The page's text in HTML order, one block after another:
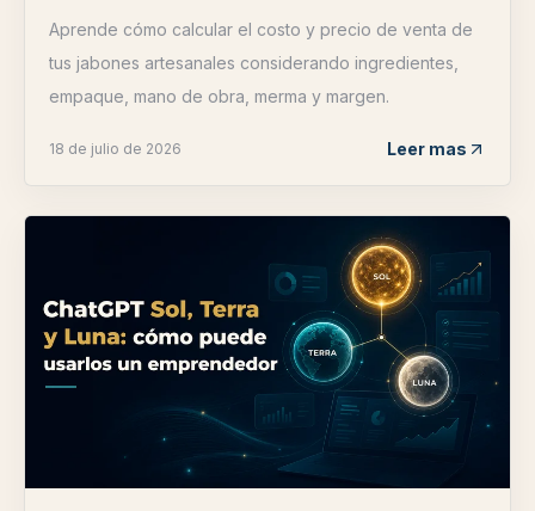
Aprende cómo calcular el costo y precio de venta de
tus jabones artesanales considerando ingredientes,
empaque, mano de obra, merma y margen.
18 de julio de 2026 Leer mas